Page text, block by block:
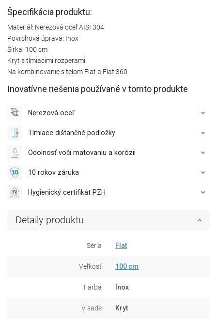
Špecifikácia produktu:
Materiál: Nerezová oceľ AISI 304
Povrchová úprava: Inox
Šírka: 100 cm
Kryt s tlmiacimi rozperami
Na kombinovanie s telom Flat a Flat 360
Inovatívne riešenia používané v tomto produkte
Nerezová oceľ
Tlmiace dištančné podložky
Odolnosť voči matovaniu a korózii
10 rokov záruka
Hygienický certifikát PZH
Detaily produktu
Séria Flat
Veľkosť 100 cm
Farba Inox
V sade Kryt